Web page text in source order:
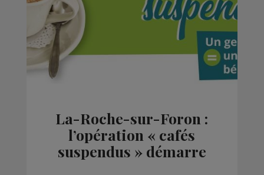
La-Roche-sur-Foron :
l’opération « cafés
suspendus » démarre